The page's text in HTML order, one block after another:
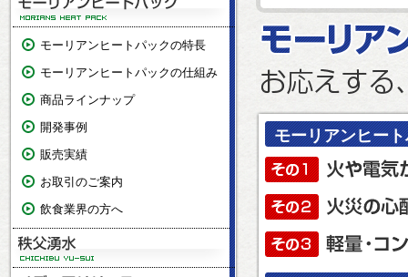
モーリアンヒートパックの特長
モーリアンヒートパックの仕組み
商品ラインナップ
開発事例
販売実績
お取引のご案内
飲食業界の方へ
モーリアンヒー